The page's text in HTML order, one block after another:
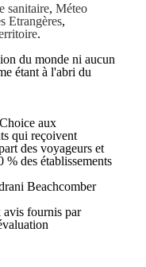
sanitaire, Méteo
Etrangères,
.
du monde ni aucun
étant à l'abri du
aux
qui reçoivent
des voyageurs et
% des établissements
Beachcomber
avis fournis par